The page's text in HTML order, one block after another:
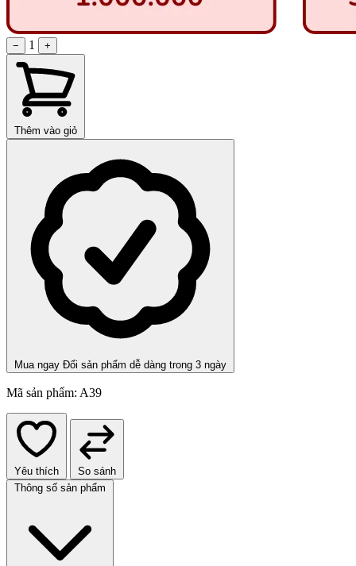
− 1 +
Thêm vào giỏ
Mua ngay Đổi sản phẩm dễ dàng trong 3 ngày
Mã sản phẩm: A39
Yêu thích
So sánh
Thông số sản phẩm